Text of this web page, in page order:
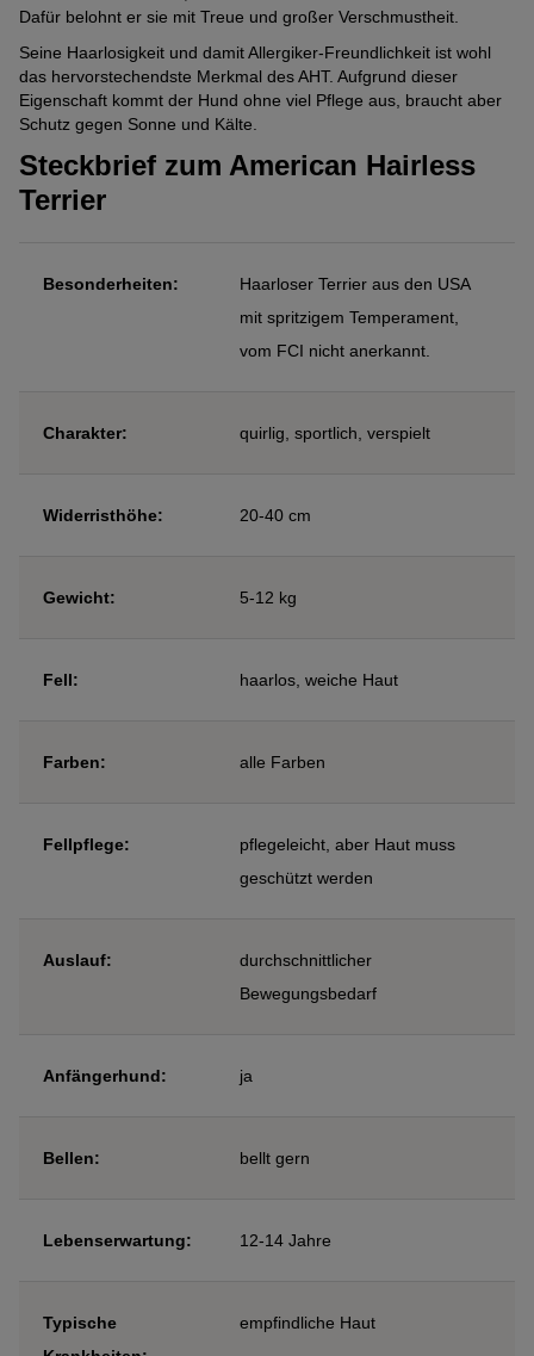
Dafür belohnt er sie mit Treue und großer Verschmustheit.
Seine Haarlosigkeit und damit Allergiker-Freundlichkeit ist wohl
das hervorstechendste Merkmal des AHT. Aufgrund dieser
Eigenschaft kommt der Hund ohne viel Pflege aus, braucht aber
Schutz gegen Sonne und Kälte.
Steckbrief zum American Hairless
Terrier
Besonderheiten:
Haarloser Terrier aus den USA
mit spritzigem Temperament,
vom FCI nicht anerkannt.
Charakter: quirlig, sportlich, verspielt
Widerristhöhe: 20-40 cm
Gewicht: 5-12 kg
Fell: haarlos, weiche Haut
Farben: alle Farben
Fellpflege:
pflegeleicht, aber Haut muss
geschützt werden
Auslauf:
durchschnittlicher
Bewegungsbedarf
Anfängerhund: ja
Bellen: bellt gern
Lebenserwartung: 12-14 Jahre
Typische
empfindliche Haut